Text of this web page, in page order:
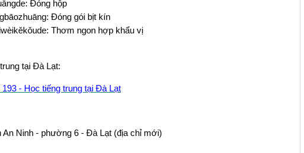
Đóng hộp
Đóng gói bịt kín
Thơm ngon hợp khẩu vị
tại Đà Lạt:
- Học tiếng trung tại Đà Lạt
An Ninh - phường 6 - Đà Lạt (địa chỉ mới)